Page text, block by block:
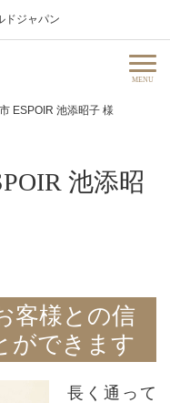
ドジャパン
ESPOIR 池添昭子 様
池添昭
客様との信
ができます
長く通って